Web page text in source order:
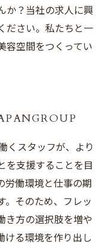
か？当社の求人に興
ださい。私たちと一
容空間をつくってい
くスタッフが、より
を支援することを目
労働環境と仕事の期
。そのため、フレッ
き方の選択肢を増や
ける環境を作り出し